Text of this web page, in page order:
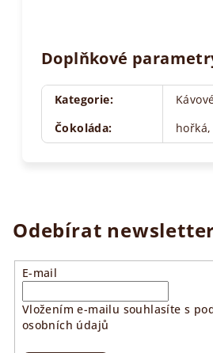
Doplňkové
Kategorie:
Čokoláda:
Odebírat
E-mail
Vložením e-mailu souhlasíte s
osobních údajů